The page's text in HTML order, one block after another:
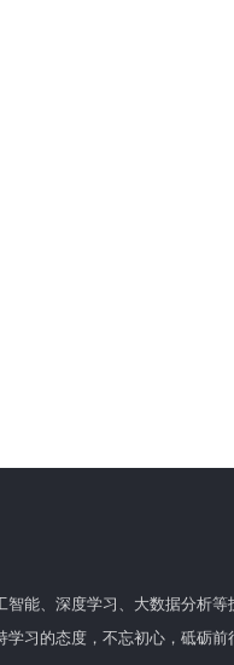
能、深度学习、大数据分析
习的态度，不忘初心，砥砺前